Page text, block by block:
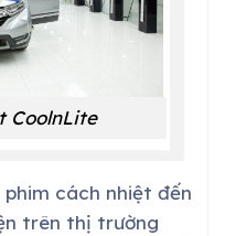
CoolnLite
cách nhiệt đến
trên thị trường